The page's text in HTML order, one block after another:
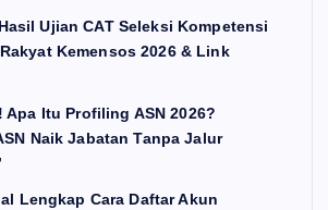
Ujian CAT Seleksi Kompetensi
Kemensos 2026 & Link
Apa Itu Profiling ASN 2026?
Naik Jabatan Tanpa Jalur
Lengkap Cara Daftar Akun